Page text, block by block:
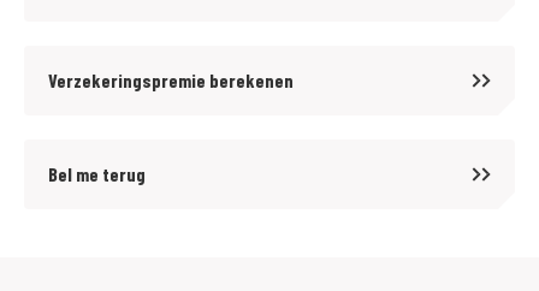
Verzekeringspremie berekenen
Bel me terug